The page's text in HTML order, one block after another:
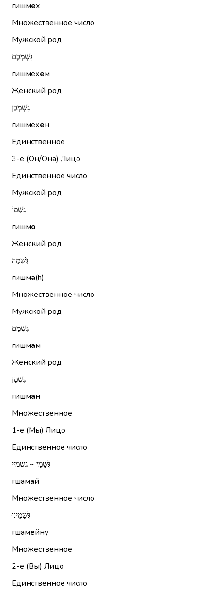
гишмех
Множественное число
Мужской род
גִּשְׁמְכֶם
гишмехем
Женский род
גִּשְׁמְכֶן
гишмехен
Единственное
3-е (Он/Она) Лицо
Единственное число
Мужской род
גִּשְׁמוֹ
гишмо
Женский род
גִּשְׁמָהּ
гишма(h)
Множественное число
Мужской род
גִּשְׁמָם
гишмам
Женский род
גִּשְׁמָן
гишман
Множественное
1-е (Мы) Лицо
Единственное число
גְּשָׁמַי ~ גשמיי
гшамай
Множественное число
גְּשָׁמֵינוּ
гшамейну
Множественное
2-е (Вы) Лицо
Единственное число